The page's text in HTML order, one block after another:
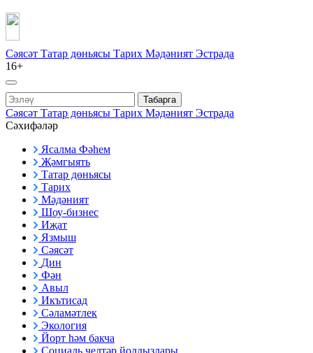
Сәясәт Татар дөньясы Тарих Мәдәният Эстрада
16+
Табарга
Сәясәт Татар дөньясы Тарих Мәдәният Эстрада
Сәхифәләр
Ясалма Фәһем
Җәмгыять
Татар дөньясы
Тарих
Мәдәният
Шоу-бизнес
Иҗат
Язмыш
Сәясәт
Дин
Фән
Авыл
Икътисад
Сәламәтлек
Экология
Йорт һәм бакча
Социаль челтәр йолдызлары